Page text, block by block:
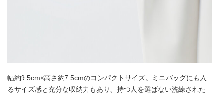
幅約9.5cm×高さ約7.5cmのコンパクトサイズ。ミニバッグにも入
るサイズ感と充分な収納力もあり、持つ人を選ばない洗練された